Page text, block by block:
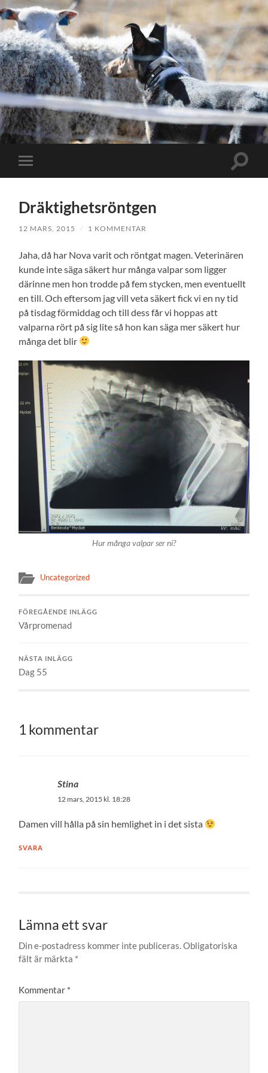
Slå
på/av
Slå
Dräktighetsröntgen
12 MARS, 2015 / 1 KOMMENTAR
Jaha, då har Nova varit och röntgat magen. Veterinären
kunde inte säga säkert hur många valpar som ligger
därinne men hon trodde på fem stycken, men eventuellt
en till. Och eftersom jag vill veta säkert fick vi en ny tid
på tisdag förmiddag och till dess får vi hoppas att
valparna rört på sig lite så hon kan säga mer säkert hur
många det blir
Hur många valpar ser ni?
Uncategorized
FÖREGÅENDE INLÄGG
Vårpromenad
NÄSTA INLÄGG
Dag 55
1 kommentar
Stina
12 mars, 2015 kl. 18:28
Damen vill hålla på sin hemlighet in i det sista
SVARA
Lämna ett svar
Din e-postadress kommer inte publiceras.Obligatoriska
fält är märkta *
Kommentar *